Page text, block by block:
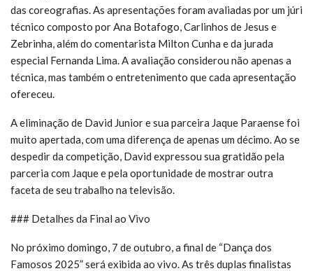
das coreografias. As apresentações foram avaliadas por um júri
técnico composto por Ana Botafogo, Carlinhos de Jesus e
Zebrinha, além do comentarista Milton Cunha e da jurada
especial Fernanda Lima. A avaliação considerou não apenas a
técnica, mas também o entretenimento que cada apresentação
ofereceu.
A eliminação de David Junior e sua parceira Jaque Paraense foi
muito apertada, com uma diferença de apenas um décimo. Ao se
despedir da competição, David expressou sua gratidão pela
parceria com Jaque e pela oportunidade de mostrar outra
faceta de seu trabalho na televisão.
### Detalhes da Final ao Vivo
No próximo domingo, 7 de outubro, a final de “Dança dos
Famosos 2025” será exibida ao vivo. As três duplas finalistas